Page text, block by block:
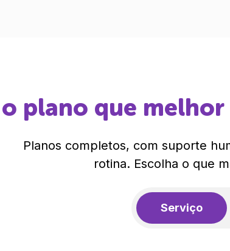
plano que melhor
Planos completos, com suporte
rotina. Escolha o que
Serviço